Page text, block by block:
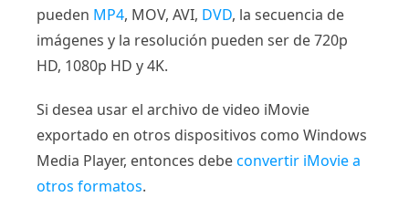
pueden MP4, MOV, AVI, DVD, la secuencia de
imágenes y la resolución pueden ser de 720p
HD, 1080p HD y 4K.
Si desea usar el archivo de video iMovie
exportado en otros dispositivos como Windows
Media Player, entonces debeconvertir iMovie a
otros formatos.